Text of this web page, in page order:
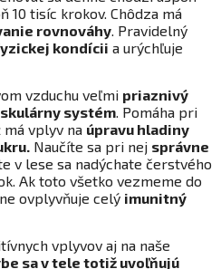
10 tisíc krokov. Chôdza má
rovnováhy. Pravidelný
kondícii a urýchľuje
vzduchu veľmi priaznivý
systém. Pomáha pri
má vplyv na úpravu hladiny
. Naučíte sa pri nej správne
v lese sa nadýchate čerstvého
Ak toto všetko vezmeme do
ovplyvňuje celý imunitný
vplyvov aj na naše
sa v tele totiž uvoľňujú